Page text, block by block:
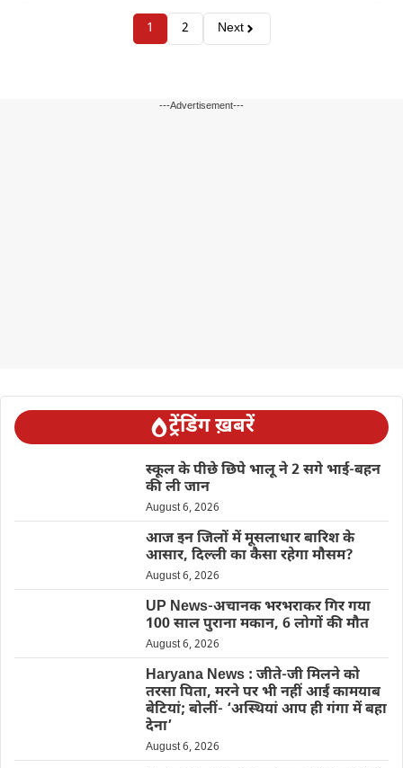
1 2 Next
---Advertisement---
ट्रेंडिंग ख़बरें
स्कूल के पीछे छिपे भालू ने 2 सगे भाई-बहन
की ली जान
August 6, 2026
आज इन जिलों में मूसलाधार बारिश के
आसार, दिल्ली का कैसा रहेगा मौसम?
August 6, 2026
UP News-अचानक भरभराकर गिर गया
100 साल पुराना मकान, 6 लोगों की मौत
August 6, 2026
Haryana News : जीते-जी मिलने को
तरसा पिता, मरने पर भी नहीं आईं कामयाब
बेटियां; बोलीं- ‘अस्थियां आप ही गंगा में बहा
देना’
August 6, 2026